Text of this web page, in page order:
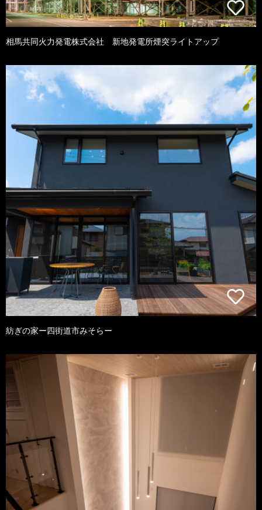
相馬共同火力発電株式会社 新地発電所煙突ライトアップ
紡ぎの家ー四街道市みそらー